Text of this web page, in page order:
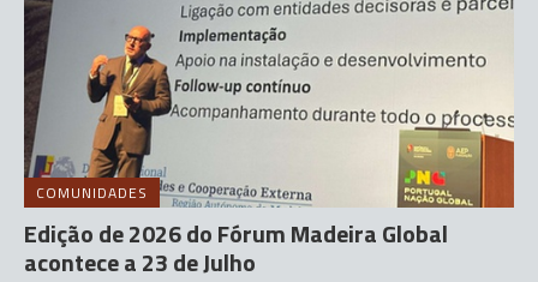
COMUNIDADES
Edição de 2026 do Fórum Madeira Global
acontece a 23 de Julho